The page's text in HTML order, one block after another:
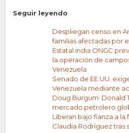
Seguir leyendo
Despliegan censo en
familias afectadas por
Estatal india ONGC
la operación de
Venezuela
Senado de EE.UU.
Venezuela mediante
Doug Burgum: Donald
mercado petrolero
Liberan bajo fianza a
Claudia Rodríguez tras